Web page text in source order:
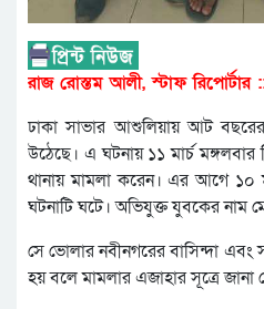
রাজ রোস্তম আলী, স্টাফ রিপোর্টার
ঢাকা সাভার আশুলিয়ায় আট
উঠেছে। এ ঘটনায় ১১ মার্চ
থানায় মামলা করেন। এর আগে ১০
ঘটনাটি ঘটে। অভিযুক্ত যুবকের নাম
সে ভোলার নবীনগরের বাসিন্দা এবং
হয় বলে মামলার এজাহার সূত্রে জানা